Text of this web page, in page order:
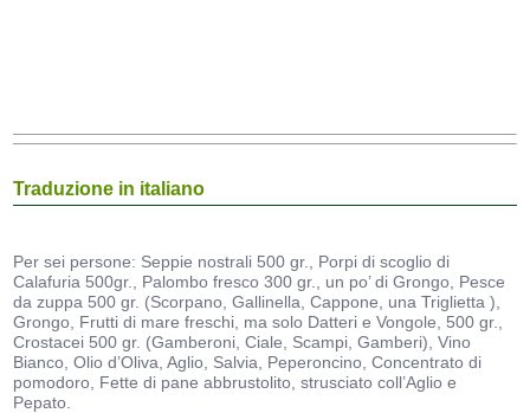
Traduzione in italiano
Per sei persone: Seppie nostrali 500 gr., Porpi di scoglio di
Calafuria 500gr., Palombo fresco 300 gr., un po’ di Grongo, Pesce
da zuppa 500 gr. (Scorpano, Gallinella, Cappone, una Triglietta ),
Grongo, Frutti di mare freschi, ma solo Datteri e Vongole, 500 gr.,
Crostacei 500 gr. (Gamberoni, Ciale, Scampi, Gamberi), Vino
Bianco, Olio d’Oliva, Aglio, Salvia, Peperoncino, Concentrato di
pomodoro, Fette di pane abbrustolito, strusciato coll’Aglio e
Pepato.